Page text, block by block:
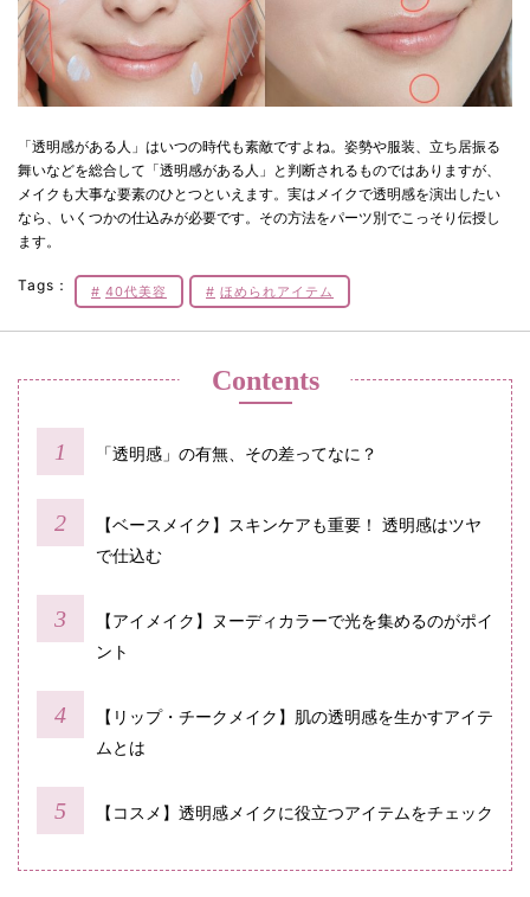
「透明感がある人」はいつの時代も素敵ですよね。姿勢や服装、立ち居振る
舞いなどを総合して「透明感がある人」と判断されるものではありますが、
メイクも大事な要素のひとつといえます。実はメイクで透明感を演出したい
なら、いくつかの仕込みが必要です。その方法をパーツ別でこっそり伝授し
ます。
Tags： 40代美容 ほめられアイテム
Contents
「透明感」の有無、その差ってなに？
【ベースメイク】スキンケアも重要！ 透明感はツヤ
で仕込む
【アイメイク】ヌーディカラーで光を集めるのがポイ
ント
【リップ・チークメイク】肌の透明感を生かすアイテ
ムとは
【コスメ】透明感メイクに役立つアイテムをチェック